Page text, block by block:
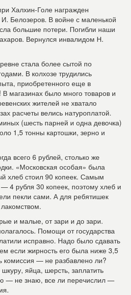
Халхин-Голе награжден
Белозеров. В войне с маленькой
большие потери. Погибли наши
Вернулся инвалидом Н.
стала более сытой по
В колхозе трудились
приобретенного еще в
В магазинах было много товаров и
жителей не хватало
расчеты велись натуроплатой.
(шесть парней и одна девочка)
1,5 тонны картошки, зерно и
всего 6 рублей, столько же
«Московская особая» была
хлеб стоил 90 копеек. Самым
4 рубля 30 копеек, поэтому хлеб и
пекли сами. А для ребятишек
и малые, от зари и до зари.
Помощи от государства
исправно. Надо было сдавать
если жирность его была ниже 3,5
комиссия — не разбавлено ли?
яйца, шерсть, заплатить
— не знаю, все ли перечислил —